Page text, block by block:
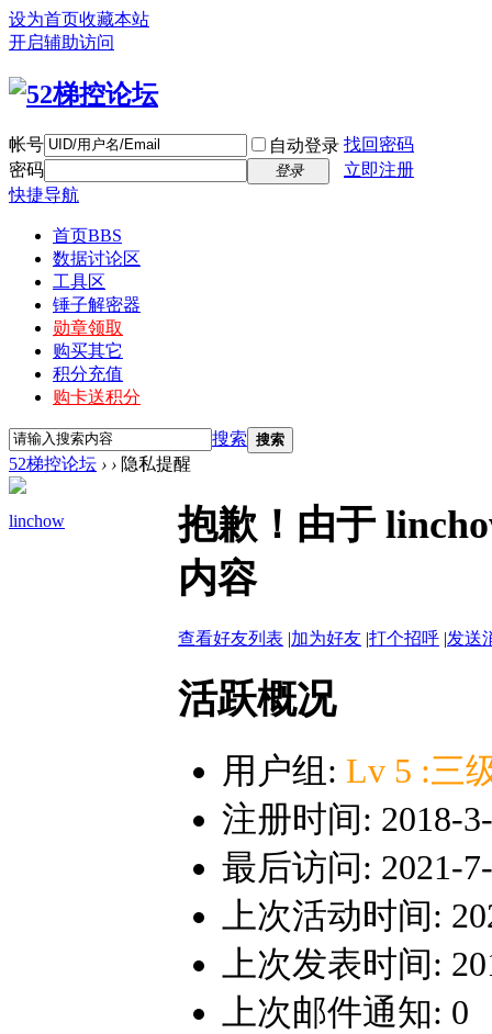
设为首页收藏本站
开启辅助访问
帐号 自动登录 找回密码
密码
登录
立即注册
快捷导航
首页BBS
数据讨论区
工具区
锤子解密器
勋章领取
购买其它
积分充值
购卡送积分
搜索 搜索
52梯控论坛 › › 隐私提醒
linchow
抱歉！由于
内容
查看好友列表 |加为好友 |打个招呼 |发送
活跃概况
用户组: Lv 5 :三
注册时间: 2018-
最后访问: 2021-
上次活动时间:
上次发表时间:
上次邮件通知: 0